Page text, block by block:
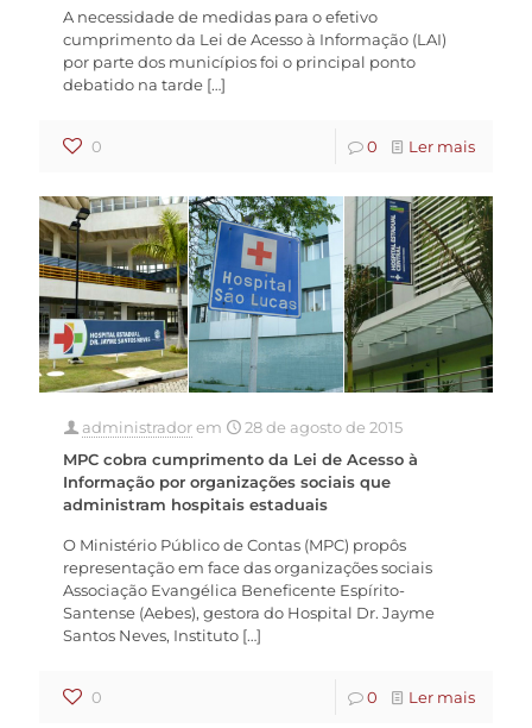
A necessidade de medidas para o efetivo
cumprimento da Lei de Acesso à Informação (LAI)
por parte dos municípios foi o principal ponto
debatido na tarde […]
0 0 Ler mais
administradorem
28 de agosto de 2015
MPC cobra cumprimento da Lei de Acesso à
Informação por organizações sociais que
administram hospitais estaduais
O Ministério Público de Contas (MPC) propôs
representação em face das organizações sociais
Associação Evangélica Beneficente Espírito-
Santense (Aebes), gestora do Hospital Dr. Jayme
Santos Neves, Instituto […]
0 0 Ler mais